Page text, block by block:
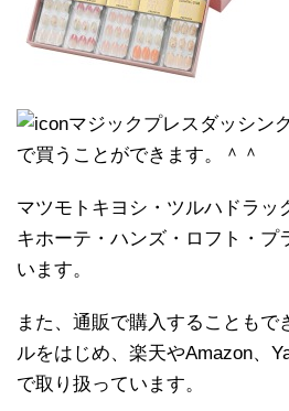
マジックプレスダッシン
で買うことができます。＾＾
マツモトキヨシ・ツルハドラッ
キホーテ・ハンズ・ロフト・プ
います。
また、通販で購入することもで
ルをはじめ、楽天やAmazon、
で取り扱っています。